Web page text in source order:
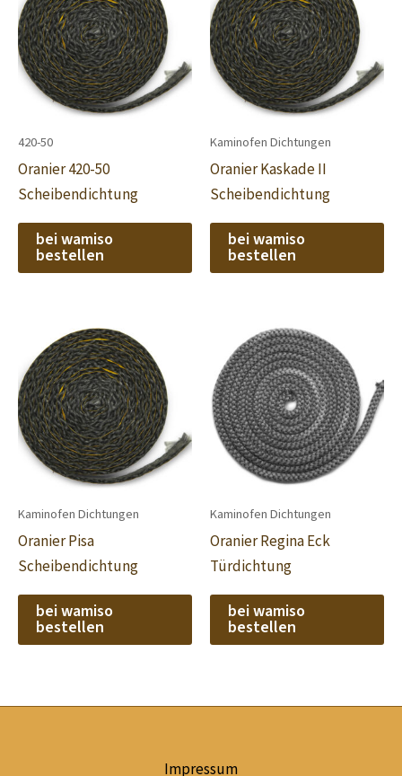
420-50
Oranier 420-50
Scheibendichtung
bei wamiso
bestellen
Kaminofen Dichtungen
Oranier Kaskade II
Scheibendichtung
bei wamiso
bestellen
Kaminofen Dichtungen
Oranier Pisa
Scheibendichtung
bei wamiso
bestellen
Kaminofen Dichtungen
Oranier Regina Eck
Türdichtung
bei wamiso
bestellen
Impressum